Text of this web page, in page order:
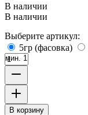
В наличии
В наличии
Выберите артикул:
5гр (фасовка)
мин. 1
В корзину